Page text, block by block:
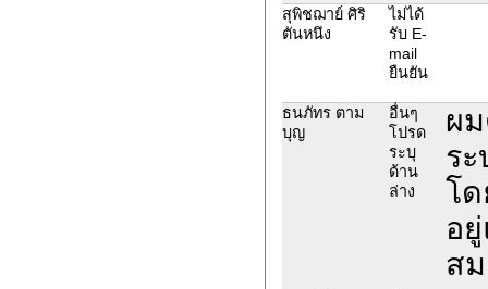
สุพิชฌาย์ ศิริ
ตันหนึง
ไม่ได้
รับ E-
mail
ยืนยัน
ธนภัทร ตาม
บุญ
อื่นๆ
โปรด
ระบุ
ด้าน
ล่าง
ผ
ร
โ
อ
ส